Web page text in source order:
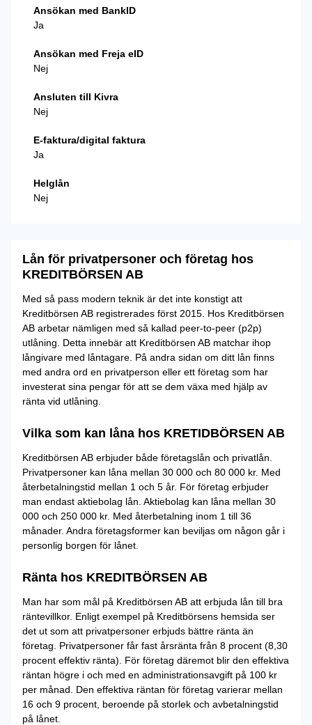
Ansökan med BankID
Ja
Ansökan med Freja eID
Nej
Ansluten till Kivra
Nej
E-faktura/digital faktura
Ja
Helglån
Nej
Lån för privatpersoner och företag hos
KREDITBÖRSEN AB
Med så pass modern teknik är det inte konstigt att
Kreditbörsen AB registrerades först 2015. Hos Kreditbörsen
AB arbetar nämligen med så kallad peer-to-peer (p2p)
utlåning. Detta innebär att Kreditbörsen AB matchar ihop
långivare med låntagare. På andra sidan om ditt lån finns
med andra ord en privatperson eller ett företag som har
investerat sina pengar för att se dem växa med hjälp av
ränta vid utlåning.
Vilka som kan låna hos KRETIDBÖRSEN AB
Kreditbörsen AB erbjuder både företagslån och privatlån.
Privatpersoner kan låna mellan 30 000 och 80 000 kr. Med
återbetalningstid mellan 1 och 5 år. För företag erbjuder
man endast aktiebolag lån. Aktiebolag kan låna mellan 30
000 och 250 000 kr. Med återbetalning inom 1 till 36
månader. Andra företagsformer kan beviljas om någon går i
personlig borgen för lånet.
Ränta hos KREDITBÖRSEN AB
Man har som mål på Kreditbörsen AB att erbjuda lån till bra
räntevillkor. Enligt exempel på Kreditbörsens hemsida ser
det ut som att privatpersoner erbjuds bättre ränta än
företag. Privatpersoner får fast årsränta från 8 procent (8,30
procent effektiv ränta). För företag däremot blir den effektiva
räntan högre i och med en administrationsavgift på 100 kr
per månad. Den effektiva räntan för företag varierar mellan
16 och 9 procent, beroende på storlek och avbetalningstid
på lånet.